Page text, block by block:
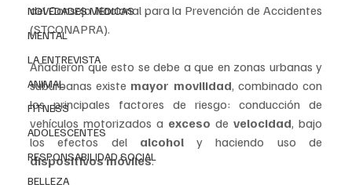
NOVEDADES MEDICAS
MENTAL
LA ENTREVISTA
ANIMAL
FITNESS
ADOLESCENTES
RESPONSABILIDAD SOCIAL
BELLEZA
del Consejo Nacional para la Prevención de Accidentes
(STCONAPRA).
Añadieron que esto se debe a que en zonas urbanas y
suburbanas existe mayor movilidad, combinado con
los principales factores de riesgo: conducción de
vehículos motorizados a exceso de velocidad, bajo
los efectos del alcohol
dispositivos móviles.